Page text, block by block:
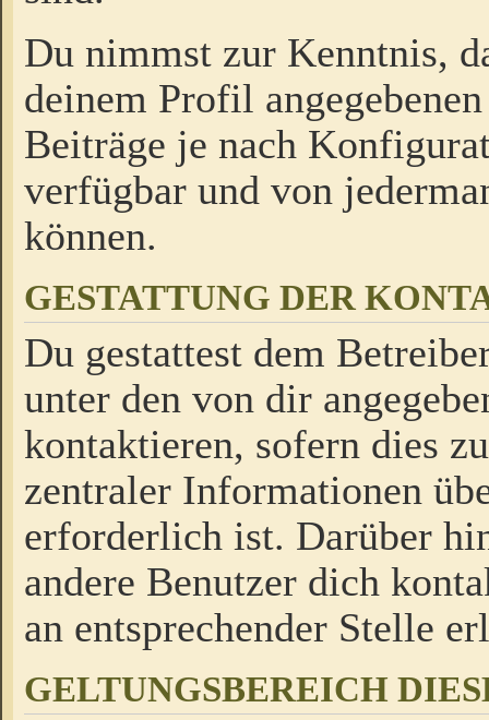
Du nimmst zur Kenntnis,
deinem Profil
Beiträge je nach
verfügbar und von
können.
GESTATTUNG DER
Du gestattest dem
unter den von dir
kontaktieren, sofern dies
zentraler Informationen
erforderlich ist. Darüber
andere Benutzer dich
an entsprechender Stelle
GELTUNGSBEREICH